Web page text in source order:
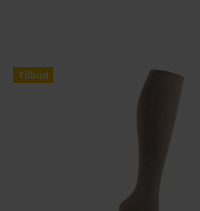
Tilbud